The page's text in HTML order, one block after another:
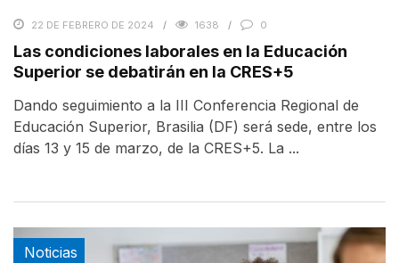
22 DE FEBRERO DE 2024 1638 0
Las condiciones laborales en la Educación
Superior se debatirán en la CRES+5
Dando seguimiento a la III Conferencia Regional de
Educación Superior, Brasilia (DF) será sede, entre los
días 13 y 15 de marzo, de la CRES+5. La ...
Noticias